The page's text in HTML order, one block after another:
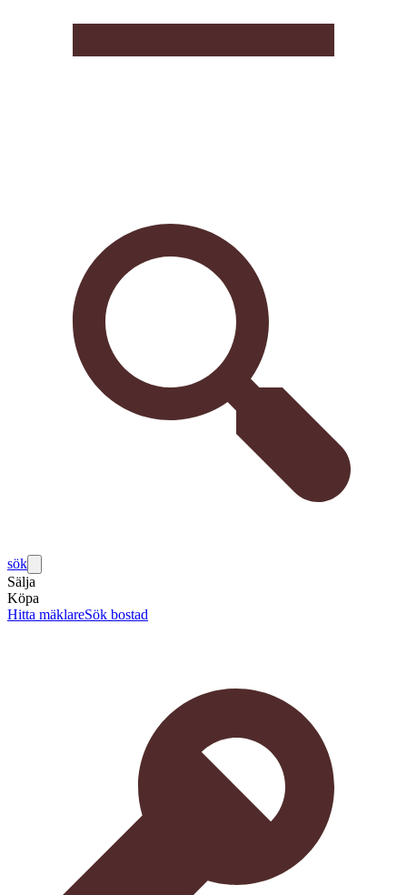
sök
Sälja
Köpa
Hitta mäklareSök bostad